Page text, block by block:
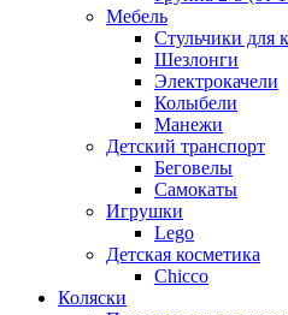
Мебель
Cтульчики для
Шезлонги
Электрокачели
Колыбели
Манежи
Детский транспорт
Беговелы
Самокаты
Игрушки
Lego
Детская косметика
Chicco
Коляски